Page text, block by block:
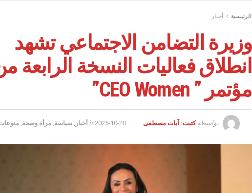
الرئيسية أخبار
وزيرة التضامن الاجتماعي تشهد
انطلاق فعاليات النسخة الرابعة
مؤتمر ” CEO Women”
بواسطة كتبت: آيات مصطفى 2025-10-20
in أخبار سياسة مرأة وصحة